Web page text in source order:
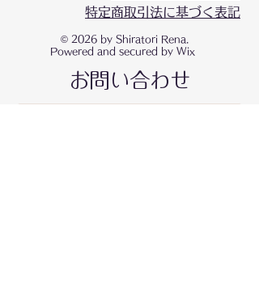
特定商取引法に基づく表記
© 2026 by Shiratori Rena.
Powered and secured by Wix
お問い合わせ